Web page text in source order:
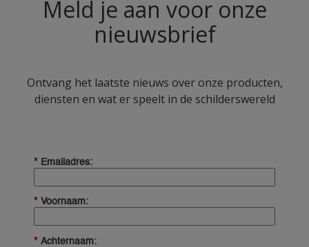
Meld je aan voor onze
nieuwsbrief
Ontvang het laatste nieuws over onze producten,
diensten en wat er speelt in de schilderswereld